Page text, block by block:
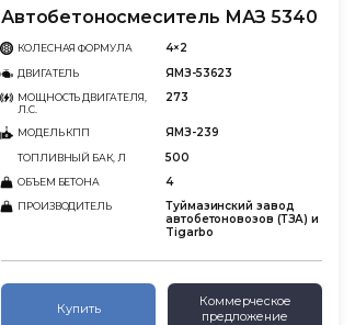
Автобетоносмеситель МАЗ 5340
КОЛЕСНАЯ ФОРМУЛА 4×2
ДВИГАТЕЛЬ ЯМЗ-53623
МОЩНОСТЬ ДВИГАТЕЛЯ,
Л.С.
273
МОДЕЛЬ КПП ЯМЗ-239
ТОПЛИВНЫЙ БАК, Л 500
ОБЪЕМ БЕТОНА 4
ПРОИЗВОДИТЕЛЬ
Туймазинский завод
автобетоновозов (ТЗА) и
Tigarbo
Купить
Коммерческое
предложение